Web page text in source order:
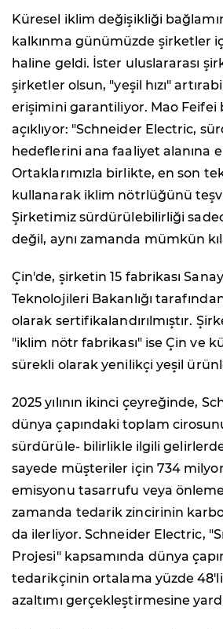
Küresel iklim değişikliği
kalkınma günümüzde şirketler
haline geldi. İster uluslararası
şirketler olsun, "yeşil hızı"
erişimini garantiliyor. Mao Feifei
açıklıyor: "Schneider Electric,
hedeflerini ana faaliyet alanına
Ortaklarımızla birlikte, en son
kullanarak iklim nötrlüğünü
Şirketimiz sürdürülebilirliği
değil, aynı zamanda mümkün
Çin'de, şirketin 15 fabrikası
Teknolojileri Bakanlığı
olarak sertifikalandırılmıştır.
"iklim nötr fabrikası" ise Çin ve
sürekli olarak yenilikçi yeşil
2025 yılının ikinci çeyreğinde,
dünya çapındaki toplam
sürdürüle- bilirlikle ilgili
sayede müşteriler için 734
emisyonu tasarrufu veya önleme
zamanda tedarik zincirinin
da ilerliyor. Schneider Electric,
Projesi" kapsamında dünya
tedarikçinin ortalama yüzde
azaltımı gerçekleştirmesine